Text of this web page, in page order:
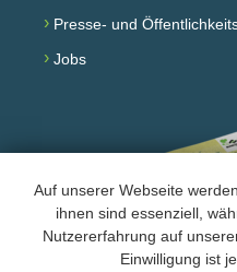
Auf unserer Webseite
ihnen sind essenziell,
Nutzererfahrung auf
Einwilligung ist
› Presse- und
› Jobs